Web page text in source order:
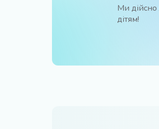
Ми
дітям!